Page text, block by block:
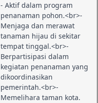
- Aktif dalam program
penanaman pohon.<br>-
Menjaga dan merawat
tanaman hijau di sekitar
tempat tinggal.<br>-
Berpartisipasi dalam
kegiatan penanaman yang
dikoordinasikan
pemerintah.<br>-
Memelihara taman kota.